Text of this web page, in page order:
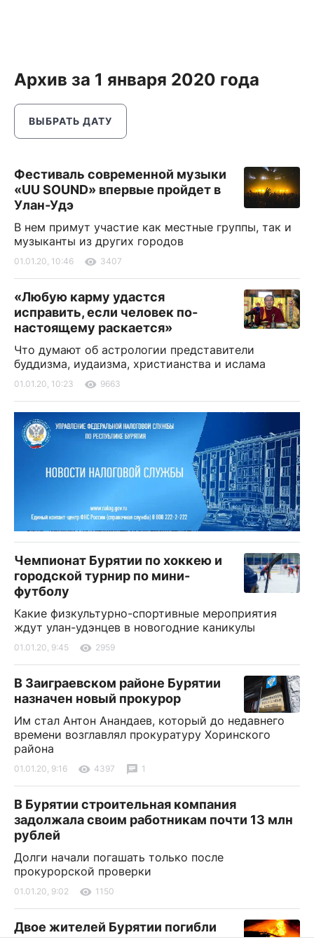
Архив за 1 января 2020 года
ВЫБРАТЬ ДАТУ
Фестиваль современной музыки
«UU SOUND» впервые пройдет в
Улан-Удэ
В нем примут участие как местные группы, так и
музыканты из других городов
01.01.20, 10:46 3407
«Любую карму удастся
исправить, если человек по-
настоящему раскается»
Что думают об астрологии представители
буддизма, иудаизма, христианства и ислама
01.01.20, 10:23 9663
Чемпионат Бурятии по хоккею и
городской турнир по мини-
футболу
Какие физкультурно-спортивные мероприятия
ждут улан-удэнцев в новогодние каникулы
01.01.20, 9:45 2959
В Заиграевском районе Бурятии
назначен новый прокурор
Им стал Антон Анандаев, который до недавнего
времени возглавлял прокуратуру Хоринского
района
01.01.20, 9:16 4397 1
В Бурятии строительная компания
задолжала своим работникам почти 13 млн
рублей
Долги начали погашать только после
прокурорской проверки
01.01.20, 9:02 1150
Двое жителей Бурятии погибли